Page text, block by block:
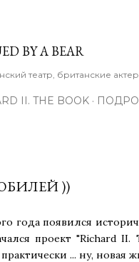
BY A BEAR
театр, британские
II. THE BOOK
))
года появился
проект "Richard II.
... ну, новая